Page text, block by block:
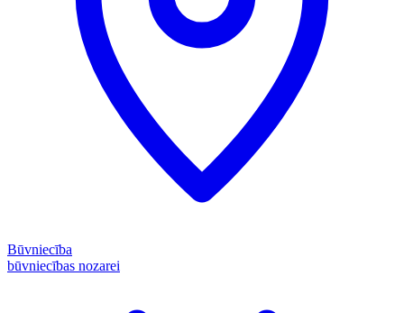
Būvniecība
būvniecības nozarei